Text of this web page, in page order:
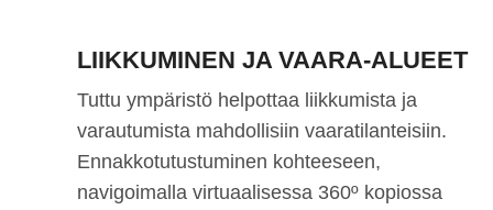
LIIKKUMINEN JA VAARA-ALUEET
Tuttu ympäristö helpottaa liikkumista ja
varautumista mahdollisiin vaaratilanteisiin.
Ennakkotutustuminen kohteeseen,
navigoimalla virtuaalisessa 360º kopiossa